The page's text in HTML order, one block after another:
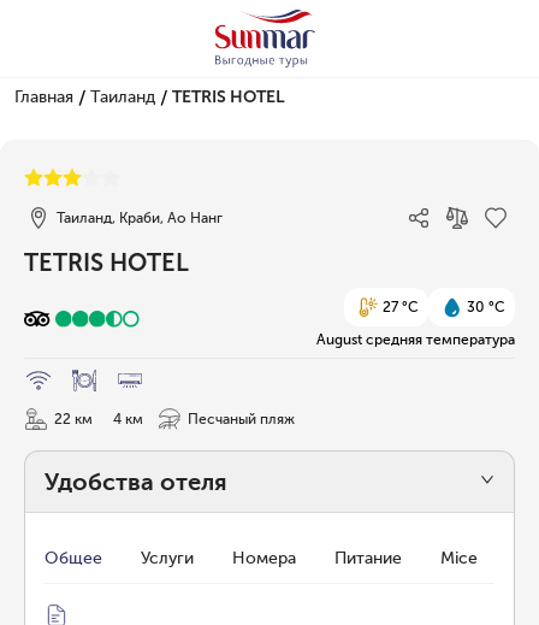
Главная / Таиланд / TETRIS HOTEL
Таиланд, Краби, Ао Нанг
TETRIS HOTEL
27 °C
30 °C
August средняя температура
22 км 4 км Песчаный пляж
Удобства отеля
Общее Услуги Номера Питание Mice